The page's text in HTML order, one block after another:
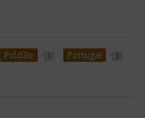
Piódão 1 Portugal 3